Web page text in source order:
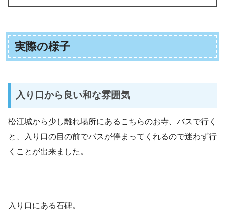
実際の様子
入り口から良い和な雰囲気
松江城から少し離れ場所にあるこちらのお寺、バスで行く
と、入り口の目の前でバスが停まってくれるので迷わず行
くことが出来ました。
入り口にある石碑。